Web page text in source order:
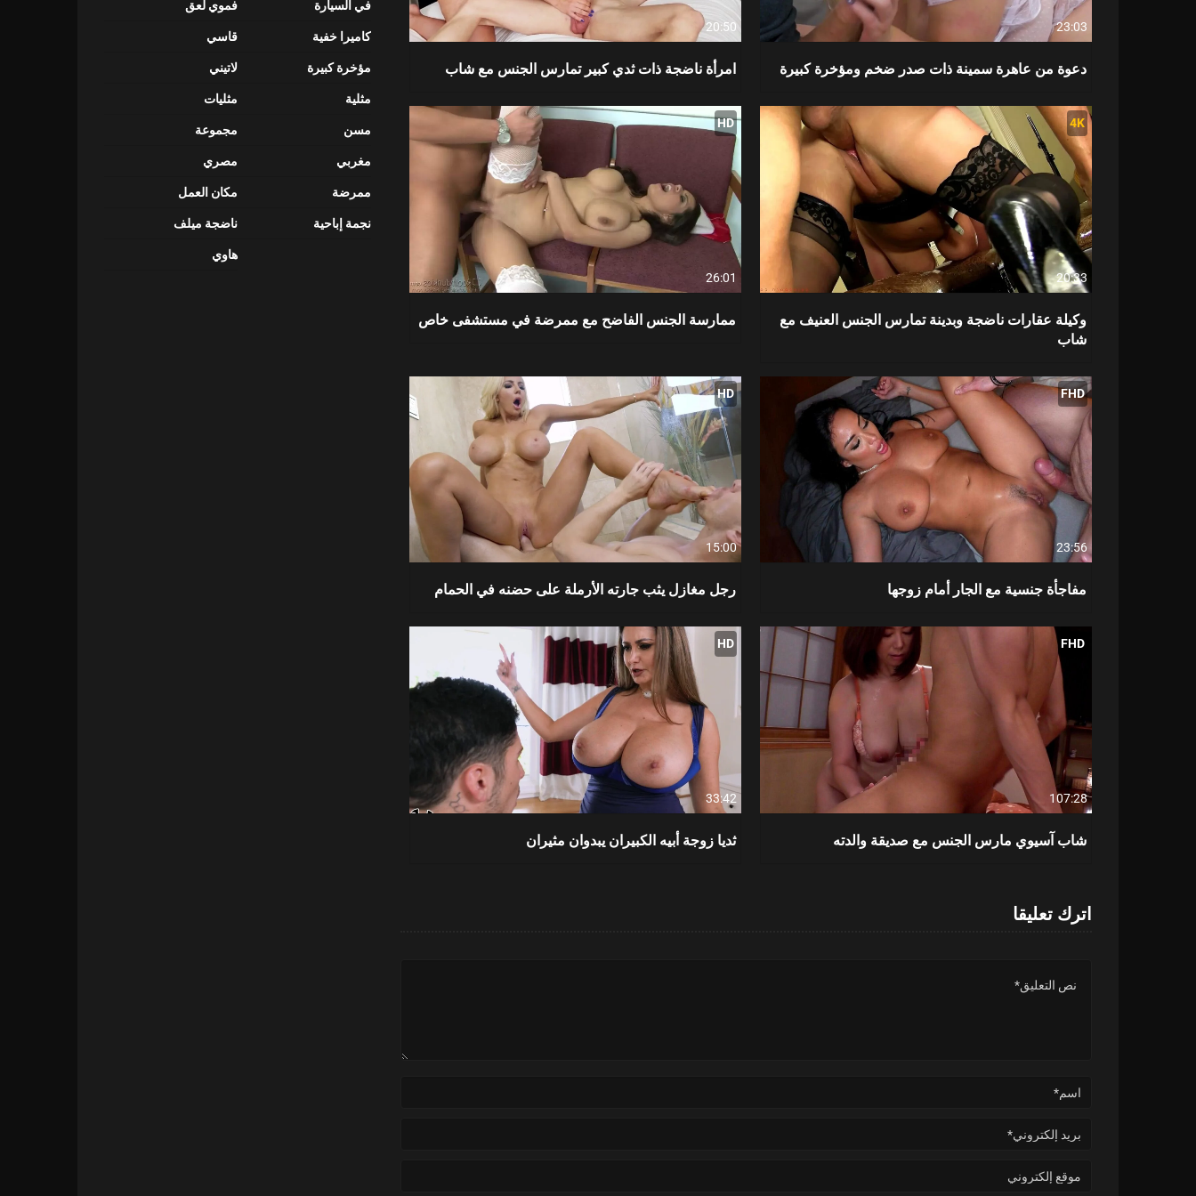
23:03
دعوة من عاهرة سمينة ذات صدر ضخم ومؤخرة كبيرة
20:50
امرأة ناضجة ذات ثدي كبير تمارس الجنس مع شاب
4K
20:33
وكيلة عقارات ناضجة وبدينة تمارس الجنس العنيف مع
شاب
HD
26:01
ممارسة الجنس الفاضح مع ممرضة في مستشفى خاص
FHD
23:56
مفاجأة جنسية مع الجار أمام زوجها
HD
15:00
رجل مغازل يثب جارته الأرملة على حضنه في الحمام
FHD
107:28
شاب آسيوي مارس الجنس مع صديقة والدته
HD
33:42
ثديا زوجة أبيه الكبيران يبدوان مثيران
اترك تعليقا
فموي لعق في السيارة
قاسي كاميرا خفية
لاتيني مؤخرة كبيرة
مثليات مثلية
مجموعة مسن
مصري مغربي
مكان العمل ممرضة
ناضجة ميلف نجمة إباحية
هاوي